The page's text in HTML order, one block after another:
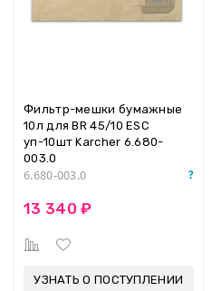
Фильтр-мешки бумажные
10л для BR 45/10 ESC
уп-10шт Karcher 6.680-
003.0
6.680-003.0
13 340 ₽
УЗНАТЬ О ПОСТУПЛЕНИИ